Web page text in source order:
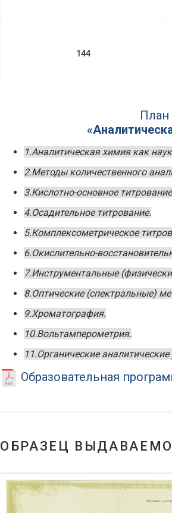
144
1.Аналитическая химия как
2.Методы количественного
3.Кислотно-основное
4.Осадительное титрование.
5.Комплексометрическое
6.Окислительно-
7.Инструментальные
8.Оптические (спектральные)
9.Хроматография.
10.Вольтамперометрия.
11.Органические
Образовательная
ОБРАЗЕЦ